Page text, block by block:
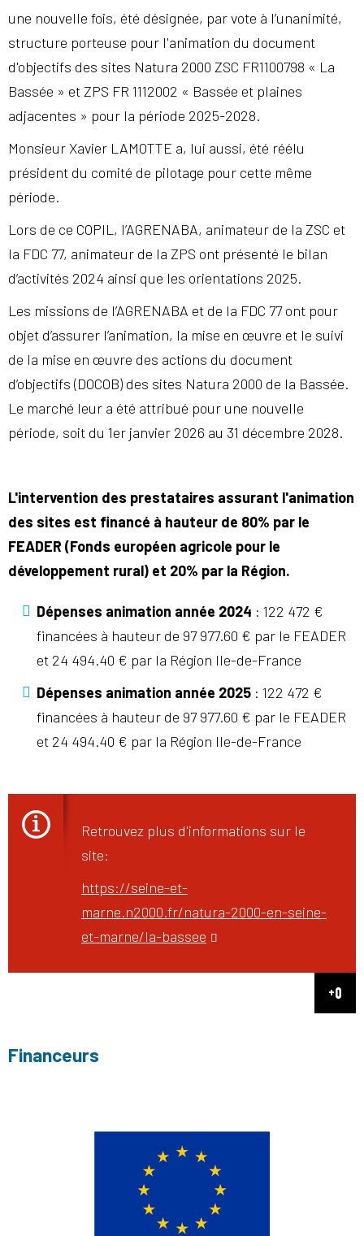
une nouvelle fois, été désignée, par vote à l’unanimité,
structure porteuse pour l'animation du document
d'objectifs des sites Natura 2000 ZSC FR1100798 « La
Bassée » et ZPS FR 1112002 « Bassée et plaines
adjacentes » pour la période 2025-2028.
Monsieur Xavier LAMOTTE a, lui aussi, été réélu
président du comité de pilotage pour cette même
période.
Lors de ce COPIL, l’AGRENABA, animateur de la ZSC et
la FDC 77, animateur de la ZPS ont présenté le bilan
d’activités 2024 ainsi que les orientations 2025.
Les missions de l’AGRENABA et de la FDC 77 ont pour
objet d’assurer l’animation, la mise en œuvre et le suivi
de la mise en œuvre des actions du document
d’objectifs (DOCOB) des sites Natura 2000 de la Bassée.
Le marché leur a été attribué pour une nouvelle
période, soit du 1er janvier 2026 au 31 décembre 2028.
L'intervention des prestataires assurant l'animation
des sites est financé à hauteur de 80% par le
FEADER (Fonds européen agricole pour le
développement rural) et 20% par la Région.
Dépenses animation année 2024 : 122 472 €
financées à hauteur de 97 977.60 € par le FEADER
et 24 494.40 € par la Région Ile-de-France
Dépenses animation année 2025 : 122 472 €
financées à hauteur de 97 977.60 € par le FEADER
et 24 494.40 € par la Région Ile-de-France
Retrouvez plus d'informations sur le
site:
https://seine-et-
marne.n2000.fr/natura-2000-en-seine-
et-marne/la-bassee
Financeurs